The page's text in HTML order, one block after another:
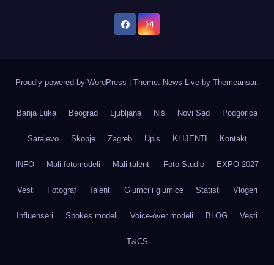
Proudly powered by WordPress Theme: News Live by Themeansar.
Banja Luka Beograd Ljubljana Niš Novi Sad Podgorica
Sarajevo Skopje Zagreb Upis KLIJENTI Kontakt
INFO Mali fotomodeli Mali talenti Foto Studio EXPO 2027
Vesti Fotograf Talenti Glumci i glumice Statisti Vlogeri
Influenseri Spokes modeli Voice-over modeli BLOG Vesti
T&CS